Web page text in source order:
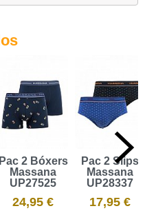
Pac 2 Bóxers
Massana
UP27525
24,95 €
Pac 2 Slips
Massana
UP28337
17,95 €